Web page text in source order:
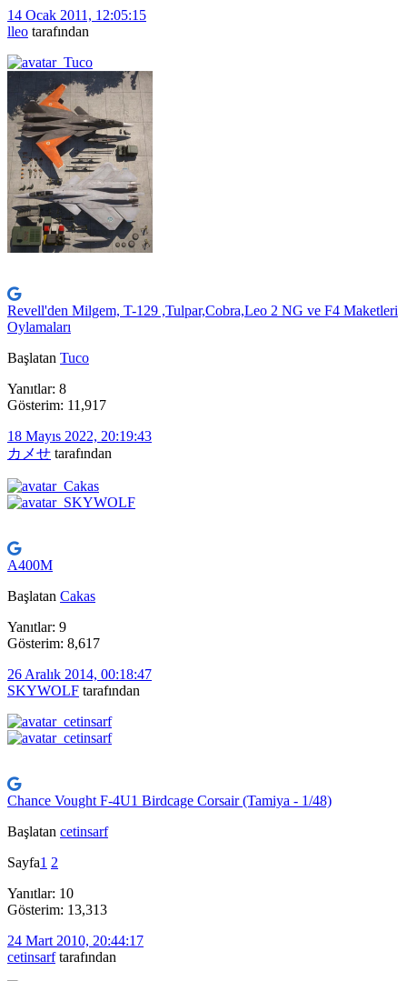
14 Ocak 2011, 12:05:15
lleo tarafından
Revell'den Milgem, T-129 ,Tulpar,Cobra,Leo 2 NG ve F4 Maketleri
Oylamaları
Başlatan Tuco
Yanıtlar: 8
Gösterim: 11,917
18 Mayıs 2022, 20:19:43
カメせ tarafından
A400M
Başlatan Cakas
Yanıtlar: 9
Gösterim: 8,617
26 Aralık 2014, 00:18:47
SKYWOLF tarafından
Chance Vought F-4U1 Birdcage Corsair (Tamiya - 1/48)
Başlatan cetinsarf
Sayfa1 2
Yanıtlar: 10
Gösterim: 13,313
24 Mart 2010, 20:44:17
cetinsarftarafından